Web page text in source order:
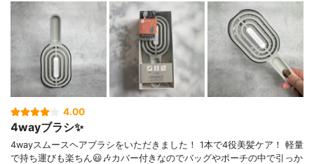
4.00
4wayブラシ✨
4wayスムースヘアブラシをいただきました！ 1本で4役美髪ケア！ 軽量
で持ち運びも楽ちん😃🎶カバー付きなのでバッグやポーチの中で引っか